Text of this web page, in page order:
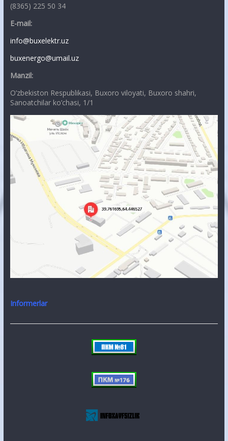
(8365) 225 50 34
E-mail:
info@buxelektr.uz
buxenergo@umail.uz
Manzil:
O’zbekiston Respublikasi, Buxoro viloyati, Buxoro shahri,
Sanoatchilar ko’chasi, 1/1
Informerlar